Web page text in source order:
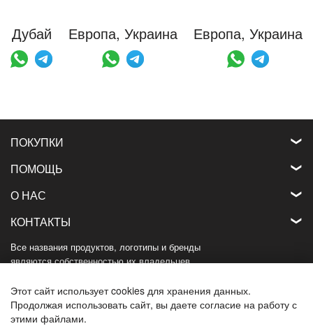
Дубай Европа, Украина Европа, Украина
ПОКУПКИ
ПОМОЩЬ
О НАС
КОНТАКТЫ
Все названия продуктов, логотипы и бренды
являются собственностью их владельцев.
используемые на этом веб-сайте,
используются только в целях идентификации.
Этот сайт использует cookies для хранения данных.
Продолжая использовать сайт, вы даете согласие на работу с
этими файлами.